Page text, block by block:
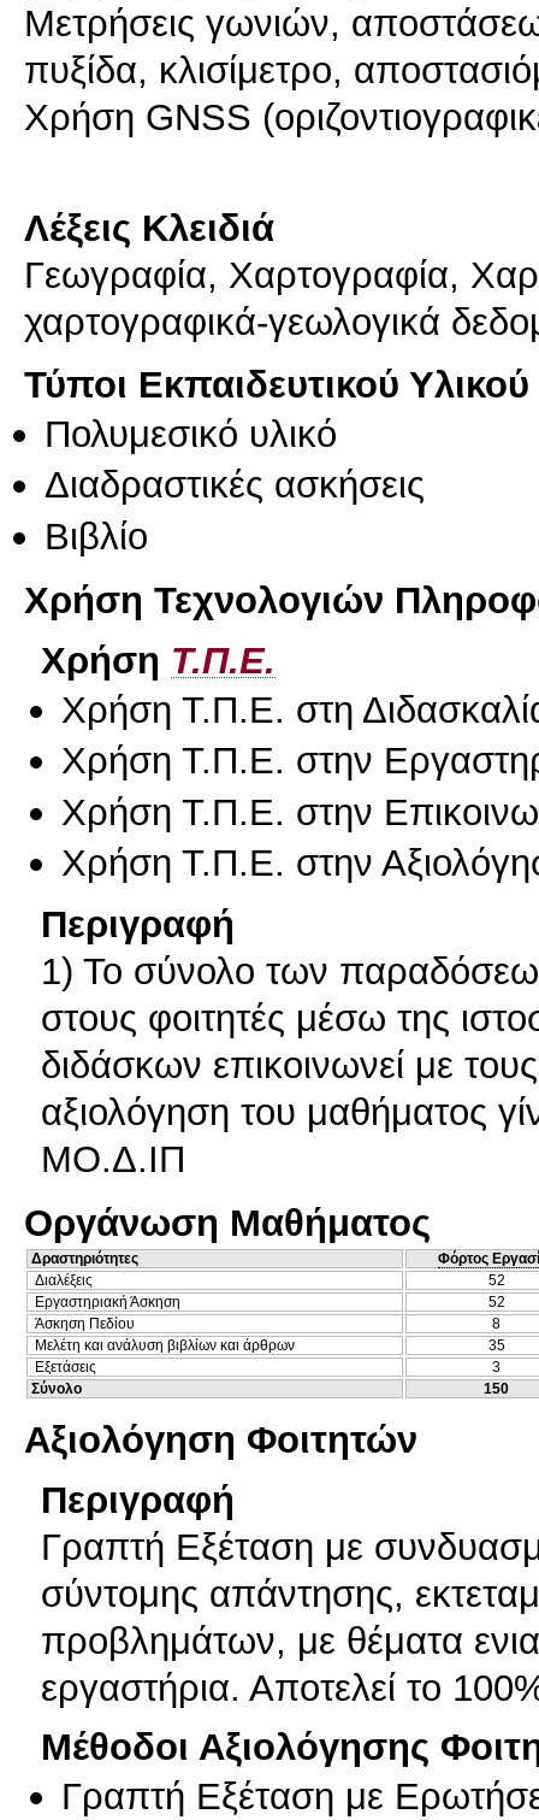
Μετρήσεις γωνιών,
πυξίδα, κλισίμετρο,
Χρήση GNSS
Λέξεις Κλειδιά
Γεωγραφία, Χαρτογραφία,
χαρτογραφικά-γεωλογικά
Τύποι Εκπαιδευτικού Υλικού
Πολυμεσικό υλικό
Διαδραστικές ασκήσεις
Βιβλίο
Χρήση Τεχνολογιών
Χρήση Τ.Π.Ε.
Χρήση Τ.Π.Ε. στη
Χρήση Τ.Π.Ε. στην
Χρήση Τ.Π.Ε. στην
Χρήση Τ.Π.Ε. στην
Περιγραφή
1) Το σύνολο των
στους φοιτητές μέσω της
διδάσκων επικοινωνεί με
αξιολόγηση του μαθήματος
ΜΟ.Δ.ΙΠ
Οργάνωση Μαθήματος
Δραστηριότητες
Φόρτος
Διαλέξεις
52
Εργαστηριακή Άσκηση
52
Άσκηση Πεδίου
8
Μελέτη και ανάλυση βιβλίων και άρθρων
35
Εξετάσεις
3
Σύνολο
150
Αξιολόγηση Φοιτητών
Περιγραφή
Γραπτή Εξέταση με
σύντομης απάντησης,
προβλημάτων, με θέματα
εργαστήρια. Αποτελεί το
Μέθοδοι Αξιολόγησης
Γραπτή Εξέταση με